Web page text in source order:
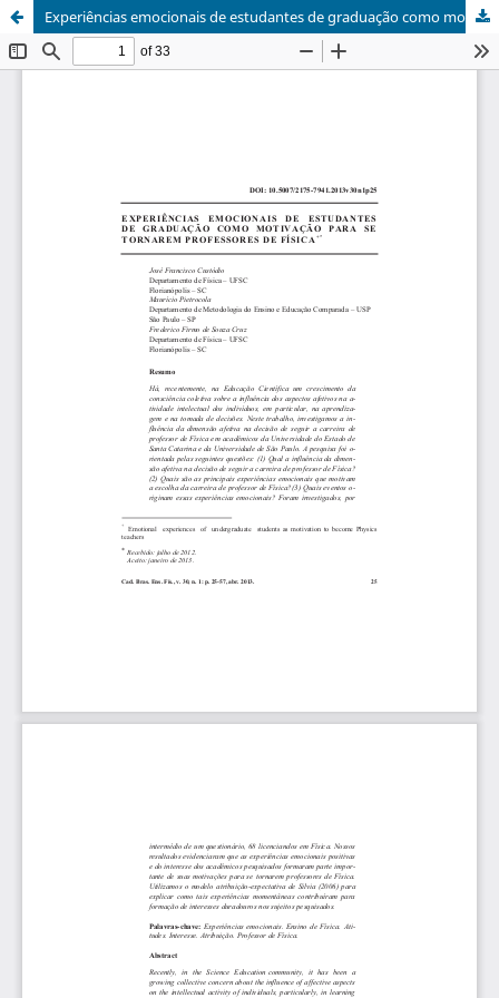
Experiências emocionais de estudantes de graduação como motivação para se tornarem professores de Física